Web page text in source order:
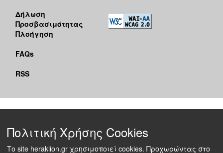
Δήλωση
Προσβασιμότητας
Πλοήγηση
FAQs
RSS
Πολιτική Χρήσης Cookies
Το site heraklion.gr χρησιμοποιεί cookies. Προχωρώντας στο